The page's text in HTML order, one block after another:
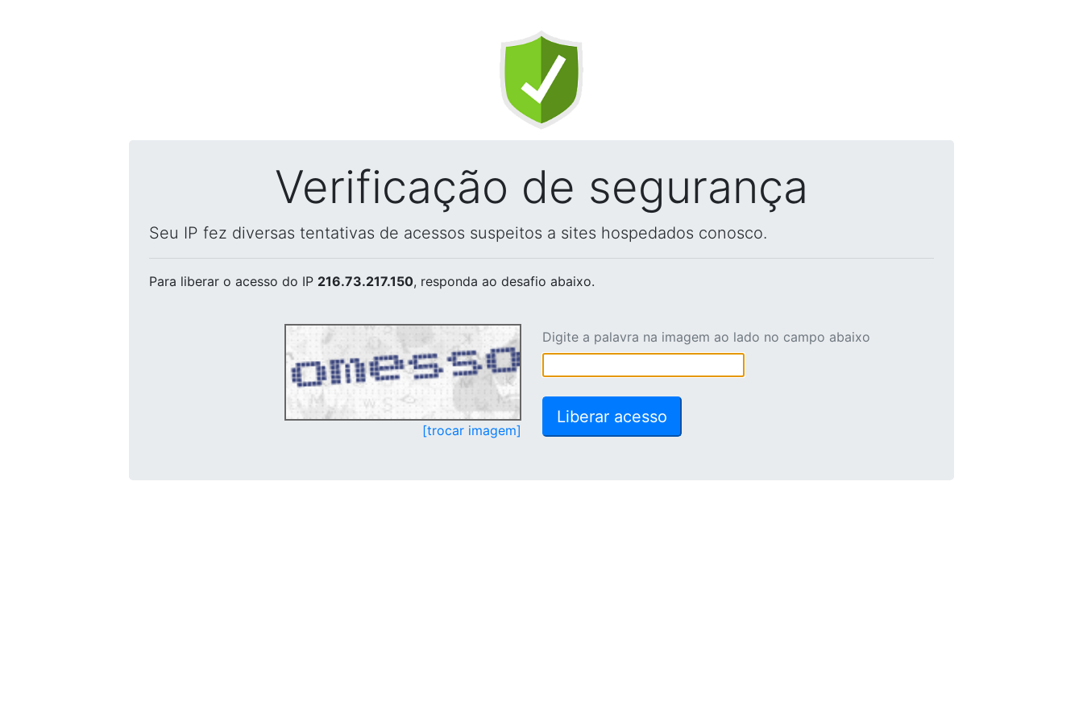
Verificação de segurança
Seu IP fez diversas tentativas de acessos suspeitos a sites hospedados conosco.
Para liberar o acesso do IP 216.73.217.150, responda ao desafio abaixo.
[trocar imagem]
Digite a palavra na imagem ao lado no campo abaixo